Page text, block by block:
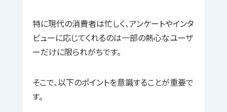
特に現代の消費者は忙しく、アンケートやインタ
ビューに応じてくれるのは一部の熱心なユーザ
ーだけに限られがちです。
そこで、以下のポイントを意識することが重要で
す。